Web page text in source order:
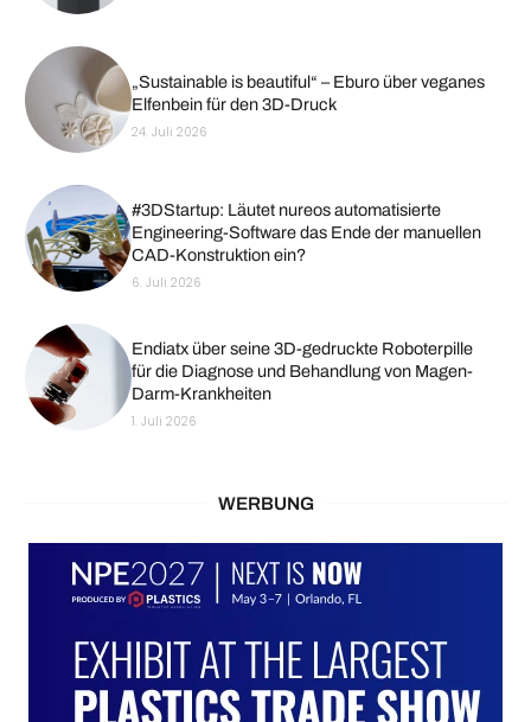
„Sustainable is beautiful“ – Eburo über veganes
Elfenbein für den 3D-Druck
24. Juli 2026
#3DStartup: Läutet nureos automatisierte
Engineering-Software das Ende der manuellen
CAD-Konstruktion ein?
6. Juli 2026
Endiatx über seine 3D-gedruckte Roboterpille
für die Diagnose und Behandlung von Magen-
Darm-Krankheiten
1. Juli 2026
WERBUNG